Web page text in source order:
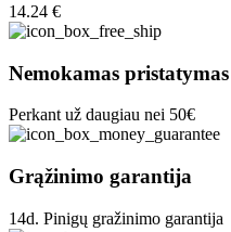
The
options
may
be
on
the
page
14.24 €
Nemokamas pristatymas
Perkant už daugiau nei 50€
Grąžinimo garantija
14d. Pinigų gražinimo garantija